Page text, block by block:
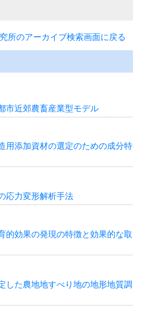
所のアーカイブ検索画面に戻る
市近郊農畜産業型モデル
用添加資材の選定のための成分特
応力変形解析手法
的効果の発現の特徴と効果的な取
した農地地すべり地の地形地質調